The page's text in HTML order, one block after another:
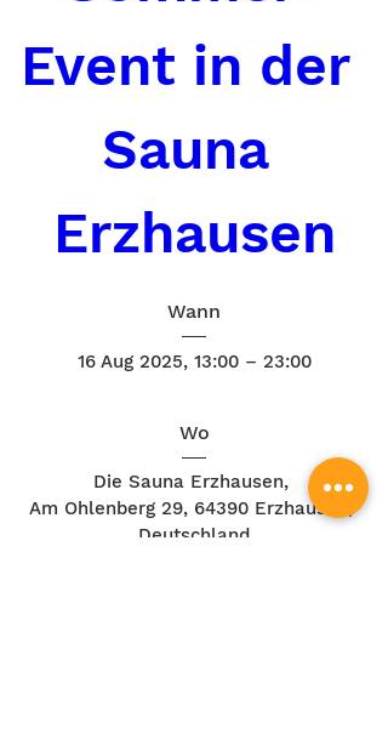
Event in der
Sauna
Erzhausen
Wann
16 Aug 2025, 13:00 – 23:00
Wo
Die Sauna Erzhausen,
Am Ohlenberg 29, 64390 Erzhausen,
Deutschland